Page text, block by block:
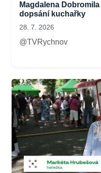
Magdalena
dopsání kuchařky
28. 7. 2026
@TVRychnov